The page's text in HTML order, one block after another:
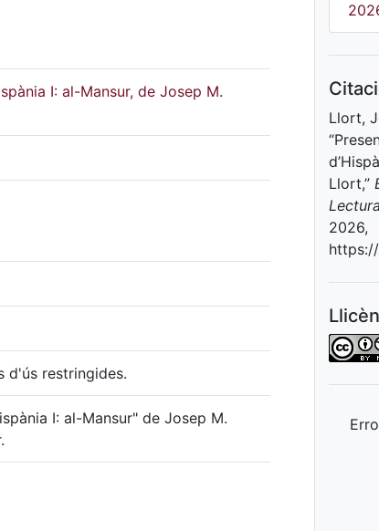
I: al-Mansur, de Josep M.
d'ús restringides.
I: al-Mansur" de Josep M.
Llort,
Llort,”
2026,